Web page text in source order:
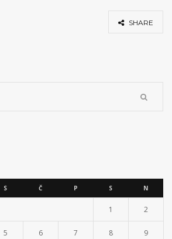
SHARE
S Č P S N
1 2
5 6 7 8 9